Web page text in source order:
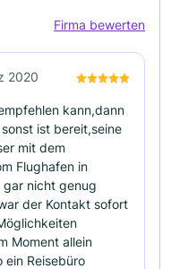
Firma bewerten
2020
kann,dann
ist bereit,seine
mit dem
Flughafen in
gar nicht genug
der Kontakt sofort
Moment allein
ein Reisebüro